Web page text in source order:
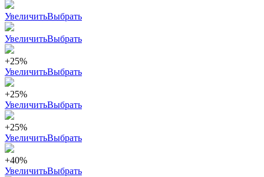
УвеличитьВыбрать
УвеличитьВыбрать
+25%
УвеличитьВыбрать
+25%
УвеличитьВыбрать
+25%
УвеличитьВыбрать
+40%
УвеличитьВыбрать